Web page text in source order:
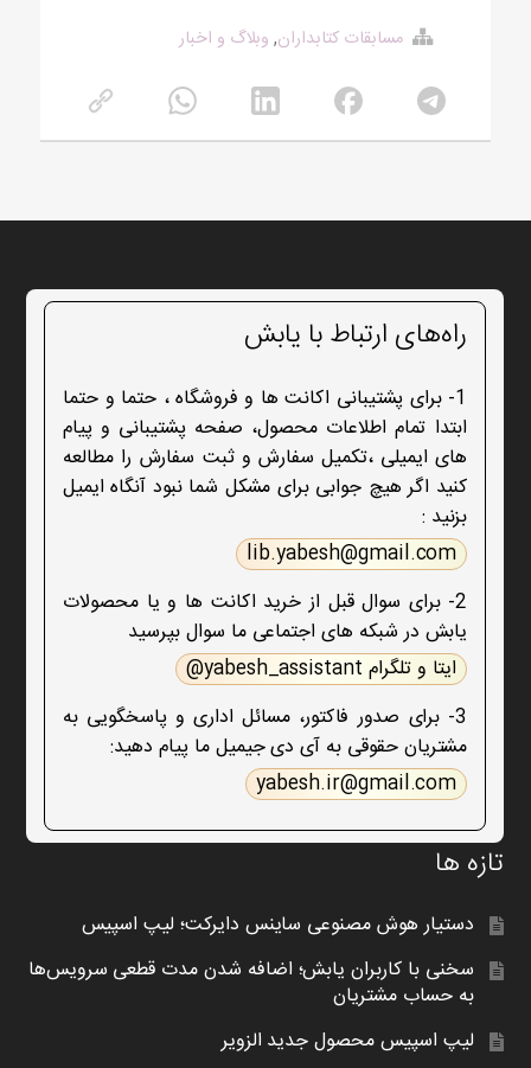
مسابقات کتابداران, وبلاگ و اخبار
راه‌های ارتباط با یابش
1- برای پشتیبانی اکانت ها و فروشگاه ، حتما و حتما
ابتدا تمام اطلاعات محصول، صفحه پشتیبانی و پیام
های ایمیلی ،تکمیل سفارش و ثبت سفارش را مطالعه
کنید اگر هیچ جوابی برای مشکل شما نبود آنگاه ایمیل
بزنید :
lib.yabesh@gmail.com
2- برای سوال قبل از خرید اکانت ها و یا محصولات
یابش در شبکه های اجتماعی ما سوال بپرسید
ایتا و تلگرام yabesh_assistant@
3- برای صدور فاکتور، مسائل اداری و پاسخگویی به
مشتریان حقوقی به آی دی جیمیل ما پیام دهید:
yabesh.ir@gmail.com
تازه ها
دستیار هوش مصنوعی ساینس دایرکت؛ لیپ اسپیس
سخنی با کاربران یابش؛ اضافه شدن مدت قطعی سرویس‌ها
به حساب مشتریان
لیپ اسپیس محصول جدید الزویر